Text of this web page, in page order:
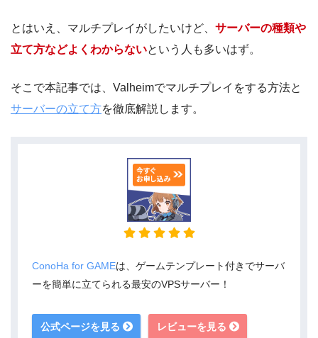
とはいえ、マルチプレイがしたいけど、 サーバーの種類や
立て方などよくわからないという人も多いはず。
そこで本記事では、Valheimでマルチプレイをする方法と
サーバーの立て方を徹底解説します。
ConoHa for GAMEは、ゲームテンプレート付きでサーバ
ーを簡単に立てられる最安のVPSサーバー！
公式ページを見る レビューを見る